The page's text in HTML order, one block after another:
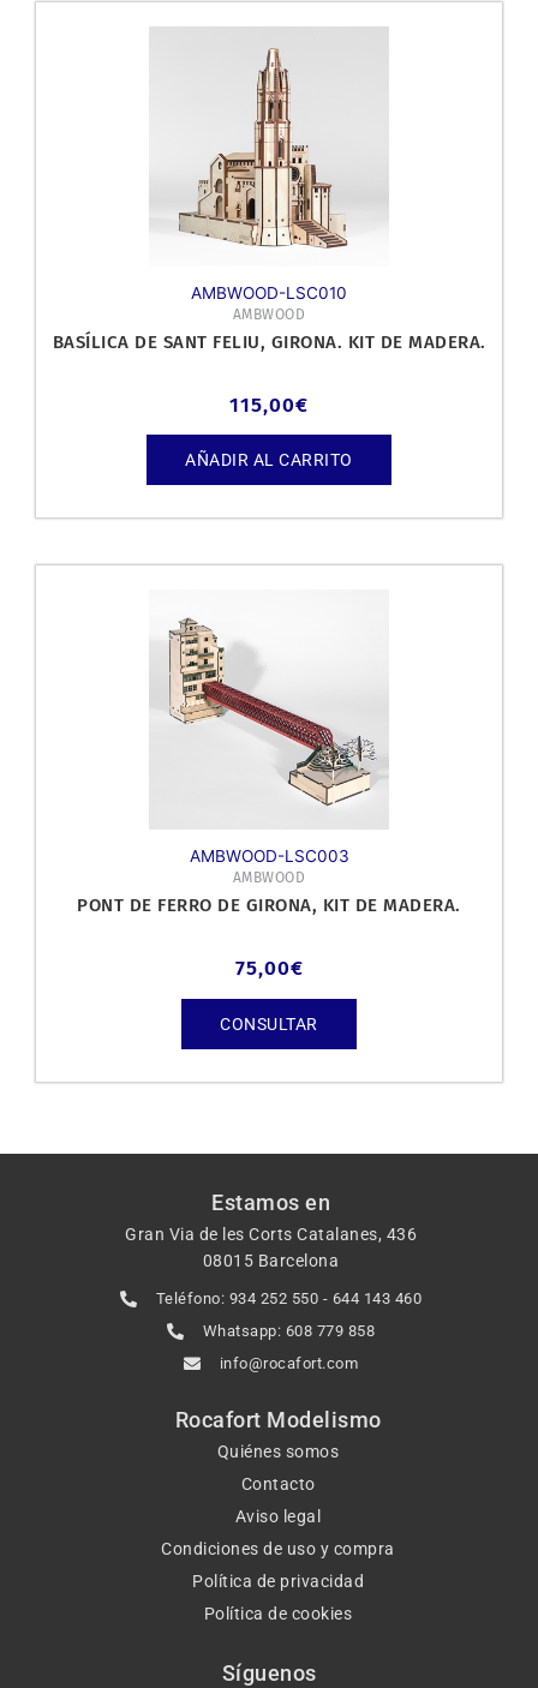
AMBWOOD-LSC010
AMBWOOD
BASÍLICA DE SANT FELIU, GIRONA. KIT DE MADERA.
115,00€
AÑADIR AL CARRITO
AMBWOOD-LSC003
AMBWOOD
PONT DE FERRO DE GIRONA, KIT DE MADERA.
75,00€
CONSULTAR
Estamos en
Gran Via de les Corts Catalanes, 436
08015 Barcelona
Teléfono: 934 252 550 - 644 143 460
Whatsapp: 608 779 858
info@rocafort.com
Rocafort Modelismo
Quiénes somos
Contacto
Aviso legal
Condiciones de uso y compra
Política de privacidad
Política de cookies
Síguenos